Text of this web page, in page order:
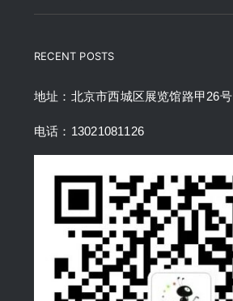
RECENT POSTS
地址：北京市西城区展览馆路甲26号
电话：13021081126